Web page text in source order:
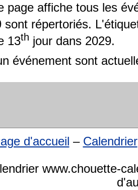
page affiche tous les
sont répertoriés.
13th jour dans 2029.
événement sont
d'accueil – Calendrier
www.chouette-